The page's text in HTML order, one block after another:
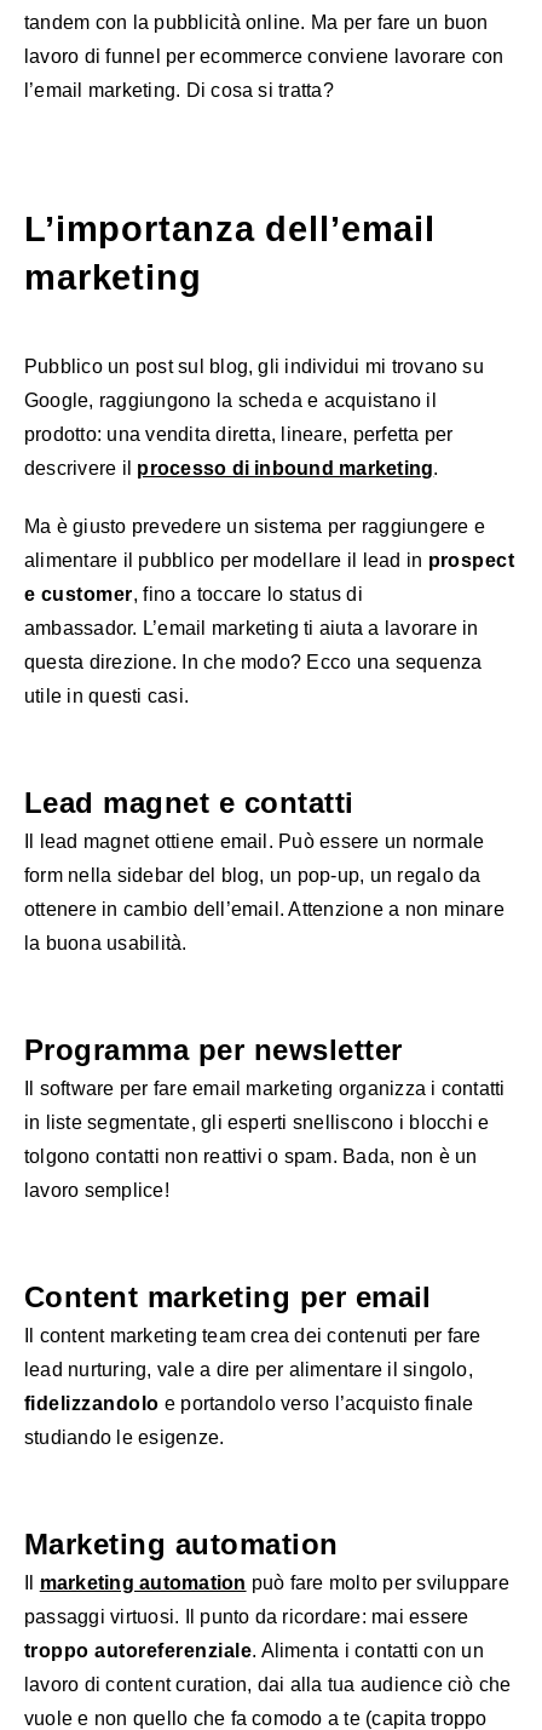
tandem con la pubblicità online. Ma per fare un buon
lavoro di funnel per ecommerce conviene lavorare con
l’email marketing. Di cosa si tratta?
L’importanza dell’email
marketing
Pubblico un post sul blog, gli individui mi trovano su
Google, raggiungono la scheda e acquistano il
prodotto: una vendita diretta, lineare, perfetta per
descrivere il processo di inbound marketing.
Ma è giusto prevedere un sistema per raggiungere e
alimentare il pubblico per modellare il lead in prospect
e customer, fino a toccare lo status di
ambassador. L’email marketing ti aiuta a lavorare in
questa direzione. In che modo? Ecco una sequenza
utile in questi casi.
Lead magnet e contatti
Il lead magnet ottiene email. Può essere un normale
form nella sidebar del blog, un pop-up, un regalo da
ottenere in cambio dell’email. Attenzione a non minare
la buona usabilità.
Programma per newsletter
Il software per fare email marketing organizza i contatti
in liste segmentate, gli esperti snelliscono i blocchi e
tolgono contatti non reattivi o spam. Bada, non è un
lavoro semplice!
Content marketing per email
Il content marketing team crea dei contenuti per fare
lead nurturing, vale a dire per alimentare il singolo,
fidelizzandolo e portandolo verso l’acquisto finale
studiando le esigenze.
Marketing automation
marketing automation può fare molto per sviluppare
passaggi virtuosi. Il punto da ricordare: mai essere
troppo autoreferenziale. Alimenta i contatti con un
lavoro di content curation, dai alla tua audience ciò che
vuole e non quello che fa comodo a te (capita troppo